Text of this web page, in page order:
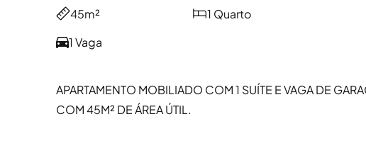
45m²
1 Quarto
1 Vaga
APARTAMENTO MOBILIADO COM 1 SUÍTE E VAGA DE
COM 45M² DE ÁREA ÚTIL.